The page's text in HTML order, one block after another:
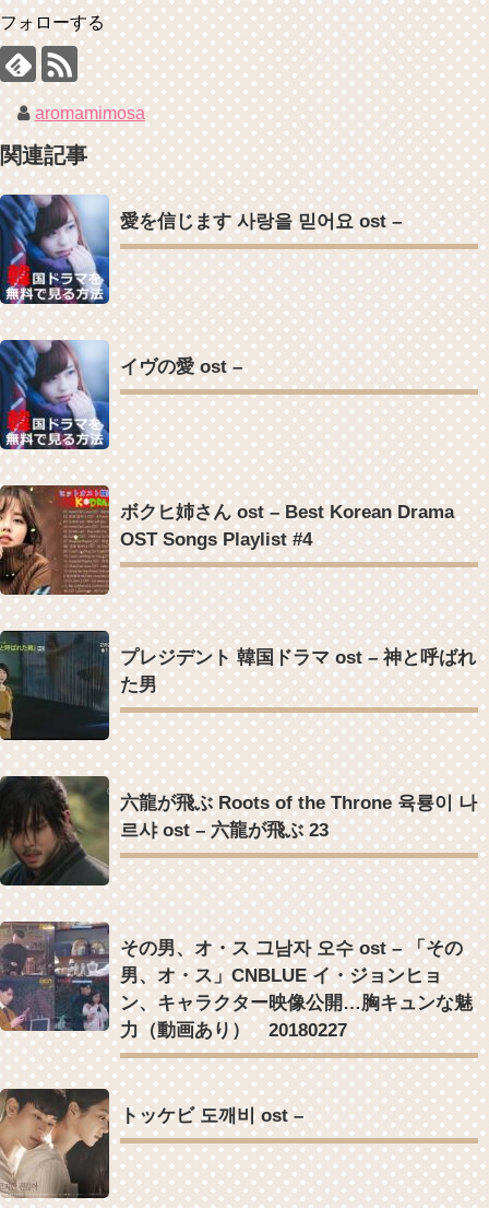
(ENG SUB) Behind The Scene Hyun Bin 현빈❤️ 손예진 Son Ye Jin-
Crash Landing On You/ヒョンビン❤️ソンイェジン / エンジョイ❕
ユン・ギュンサン、番組にも登場した愛猫が急死…イ・ソンギョンら
同僚芸能人から慰めの言葉が続々 – Taka News
キム・レウォンの影絵遊び！？「黒騎士～永遠の約束～」メイキング
を一部公開（DVD-SET2特典映像より）
Powered by livedoor 相互RSS
せたのはソン・ジェリムのせい!? 」 (11/26)
【裏芸能】キムユジョンの熱愛彼氏はあの大物俳優
キム・ユジョン、美しいセルフショットで近況を伝える“会いたいで
しょ？” Big News TV
キム・ユジョン、新ドラマ「まず熱く掃除せよ」に出演確定…“台本
を見た瞬間惹かれた” 20180123
幻の王女チャミョンゴ エンディング
YUCHUN ♥ LOVE 15 「成均館 5話」
[Fan MV]七日の王妃(7일의 왕비)OST – 정기고 (Junggigo) – 그리고 그
려도 (Miss You In My Heart)
俳優カン・ギヨン、突然の熱愛宣言…「キム秘書がなぜそうか」出演
で話題 Big News TV
Powered by livedoor 相互RSS
フォローする
aromamimosa
関連記事
愛を信じます 사랑을 믿어요 ost –
イヴの愛 ost –
ボクヒ姉さん ost – Best Korean Drama
OST Songs Playlist #4
プレジデント 韓国ドラマ ost – 神と呼ばれ
た男
六龍が飛ぶ Roots of the Throne 육룡이 나
르샤 ost – 六龍が飛ぶ 23
その男、オ・ス 그남자 오수 ost – 「その
男、オ・ス」CNBLUE イ・ジョンヒョ
ン、キャラクター映像公開…胸キュンな魅
力（動画あり） 20180227
トッケビ 도깨비 ost –